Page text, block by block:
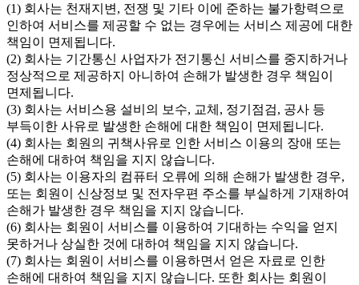
(1) 회사는 천재지변, 전쟁 및 기타 이에 준하는 불가항력으로
인하여 서비스를 제공할 수 없는 경우에는 서비스 제공에 대한
책임이 면제됩니다.
(2) 회사는 기간통신 사업자가 전기통신 서비스를 중지하거나
정상적으로 제공하지 아니하여 손해가 발생한 경우 책임이
면제됩니다.
(3) 회사는 서비스용 설비의 보수, 교체, 정기점검, 공사 등
부득이한 사유로 발생한 손해에 대한 책임이 면제됩니다.
(4) 회사는 회원의 귀책사유로 인한 서비스 이용의 장애 또는
손해에 대하여 책임을 지지 않습니다.
(5) 회사는 이용자의 컴퓨터 오류에 의해 손해가 발생한 경우,
또는 회원이 신상정보 및 전자우편 주소를 부실하게 기재하여
손해가 발생한 경우 책임을 지지 않습니다.
(6) 회사는 회원이 서비스를 이용하여 기대하는 수익을 얻지
못하거나 상실한 것에 대하여 책임을 지지 않습니다.
(7) 회사는 회원이 서비스를 이용하면서 얻은 자료로 인한
손해에 대하여 책임을 지지 않습니다. 또한 회사는 회원이